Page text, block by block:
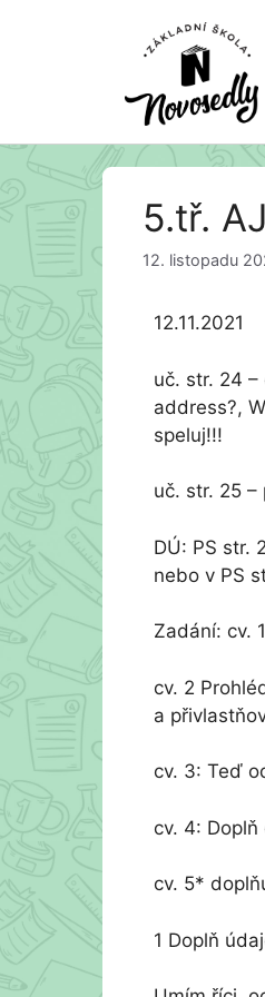
5.tř.
12. listopadu
12.11.2021
uč. str. 24 –
address?,
speluj!!!
uč. str. 25
DÚ: PS str.
nebo v PS
Zadání: cv.
cv. 2
a
cv. 3: Teď
cv. 4: Doplň
cv. 5*
1 Doplň